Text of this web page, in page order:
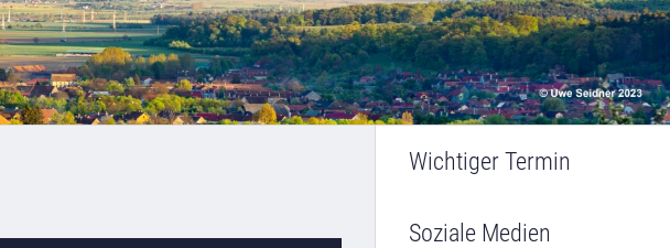
Wichtiger Termin
Soziale Medien